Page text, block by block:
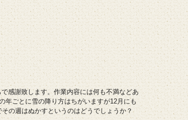
感謝致します。作業内容には何も不満などあ
年ごとに雪の降り方はちがいますが12月にも
の週はぬかすというのはどうでしょうか？